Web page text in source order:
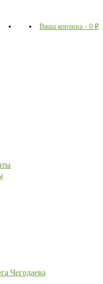
Ваша корзина - 0 ₽
Чегодаева